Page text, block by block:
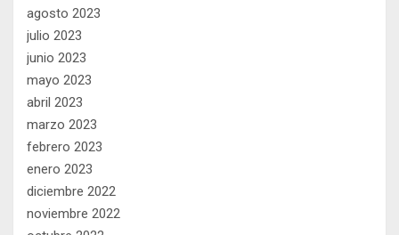
agosto 2023
julio 2023
junio 2023
mayo 2023
abril 2023
marzo 2023
febrero 2023
enero 2023
diciembre 2022
noviembre 2022